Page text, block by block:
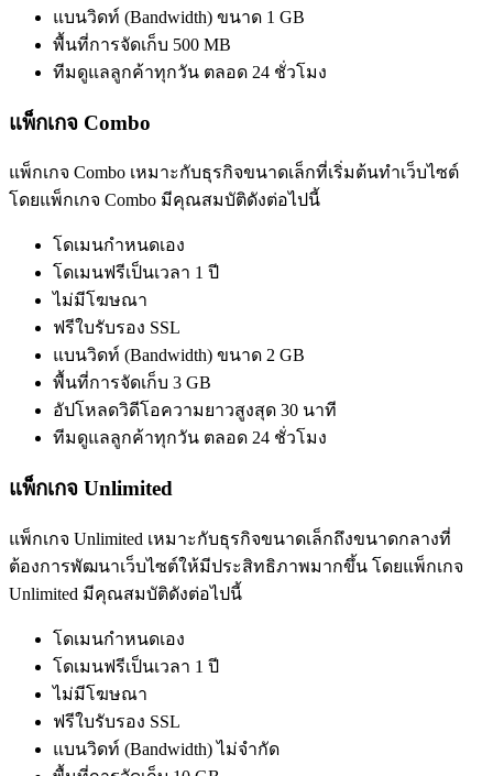
แบนวิดท์ (Bandwidth) ขนาด 1 GB
พื้นที่การจัดเก็บ 500 MB
ทีมดูแลลูกค้าทุกวัน ตลอด 24 ชั่วโมง
แพ็กเกจ Combo
แพ็กเกจ Combo เหมาะกับธุรกิจขนาดเล็กที่เริ่มต้นทำเว็บไซต์
โดยแพ็กเกจ Combo มีคุณสมบัติดังต่อไปนี้
โดเมนกำหนดเอง
โดเมนฟรีเป็นเวลา 1 ปี
ไม่มีโฆษณา
ฟรีใบรับรอง SSL
แบนวิดท์ (Bandwidth) ขนาด 2 GB
พื้นที่การจัดเก็บ 3 GB
อัปโหลดวิดีโอความยาวสูงสุด 30 นาที
ทีมดูแลลูกค้าทุกวัน ตลอด 24 ชั่วโมง
แพ็กเกจ Unlimited
แพ็กเกจ Unlimited เหมาะกับธุรกิจขนาดเล็กถึงขนาดกลางที่
ต้องการพัฒนาเว็บไซต์ให้มีประสิทธิภาพมากขึ้น โดยแพ็กเกจ
Unlimited มีคุณสมบัติดังต่อไปนี้
โดเมนกำหนดเอง
โดเมนฟรีเป็นเวลา 1 ปี
ไม่มีโฆษณา
ฟรีใบรับรอง SSL
แบนวิดท์ (Bandwidth) ไม่จำกัด